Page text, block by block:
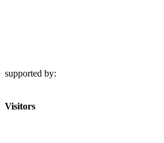
supported by:
Visitors